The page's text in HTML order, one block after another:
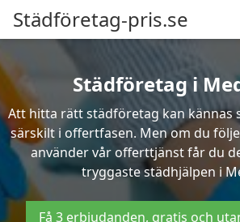
Städföretag-pris.se
Städföretag i
Att hitta rätt städföretag kan kännas
särskilt i offertfasen. Men om du
använder vår offerttjänst får du
tryggaste städhjälpen i
Få 3 erbjudanden, gratis och